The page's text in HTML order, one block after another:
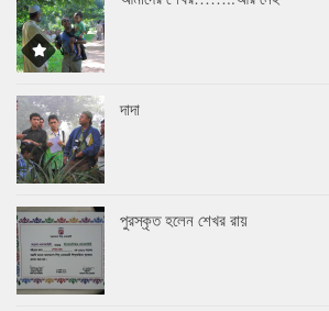
দাদা
পুরস্কৃত হলেন শেখর রায়